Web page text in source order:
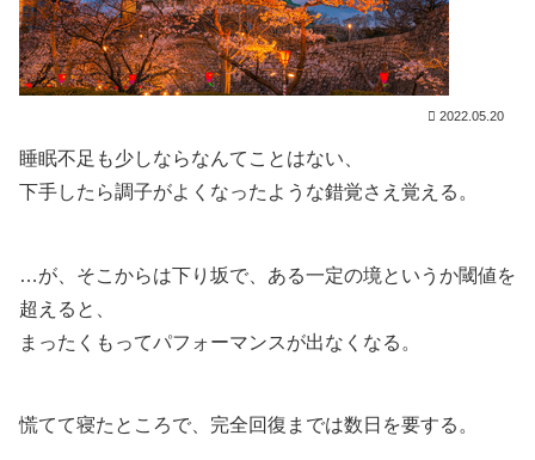
2022.05.20
睡眠不足も少しならなんてことはない、
下手したら調子がよくなったような錯覚さえ覚える。
…が、そこからは下り坂で、ある一定の境というか閾値を
超えると、
まったくもってパフォーマンスが出なくなる。
慌てて寝たところで、完全回復までは数日を要する。